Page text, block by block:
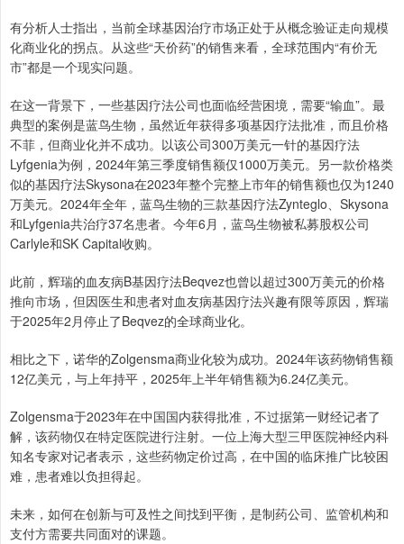
有分析人士指出，当前全球基因治疗市场正处于从概念验证走向规模
化商业化的拐点。从这些“天价药”的销售来看，全球范围内“有价无
市”都是一个现实问题。
在这一背景下，一些基因疗法公司也面临经营困境，需要“输血”。最
典型的案例是蓝鸟生物，虽然近年获得多项基因疗法批准，而且价格
不菲，但商业化并不成功。以该公司300万美元一针的基因疗法
Lyfgenia为例，2024年第三季度销售额仅1000万美元。另一款价格类
似的基因疗法Skysona在2023年整个完整上市年的销售额也仅为1240
万美元。2024年全年，蓝鸟生物的三款基因疗法Zynteglo、Skysona
和Lyfgenia共治疗37名患者。今年6月，蓝鸟生物被私募股权公司
Carlyle和SK Capital收购。
此前，辉瑞的血友病B基因疗法Beqvez也曾以超过300万美元的价格
推向市场，但因医生和患者对血友病基因疗法兴趣有限等原因，辉瑞
于2025年2月停止了Beqvez的全球商业化。
相比之下，诺华的Zolgensma商业化较为成功。2024年该药物销售额
12亿美元，与上年持平，2025年上半年销售额为6.24亿美元。
Zolgensma于2023年在中国国内获得批准，不过据第一财经记者了
解，该药物仅在特定医院进行注射。一位上海大型三甲医院神经内科
知名专家对记者表示，这些药物定价过高，在中国的临床推广比较困
难，患者难以负担得起。
未来，如何在创新与可及性之间找到平衡，是制药公司、监管机构和
支付方需要共同面对的课题。